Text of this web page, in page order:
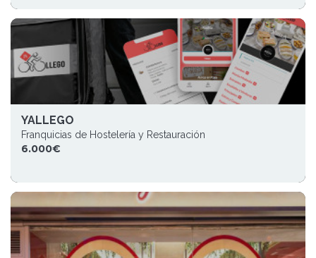
YALLEGO
Franquicias de Hostelería y Restauración
6.000€